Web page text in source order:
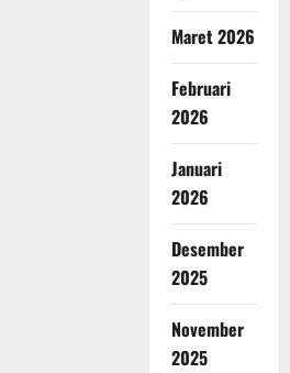
Maret 2026
Februari
2026
Januari
2026
Desember
2025
November
2025